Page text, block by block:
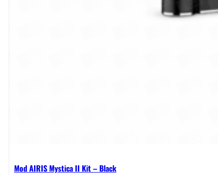
Mod AIRIS Mystica II Kit – Black